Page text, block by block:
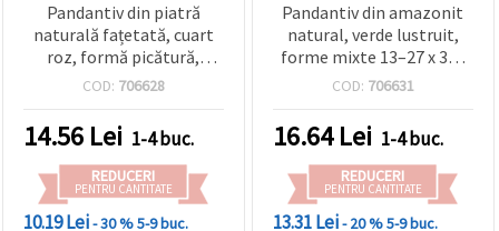
Pandantiv din piatră
naturală fațetată, cuart
roz, formă picătură,
28x44~50x6~12 mm
COD: 706628
14.56 Lei 1-4 buc.
REDUCERI
PENTRU CANTITATE
10.19 Lei- 30 %5-9 buc.
Pandantiv din amazonit
natural, verde lustruit,
forme mixte 13–27 x 30–
45 mm, cu anou din aliaj
COD: 706631
16.64Lei 1-4 buc.
REDUCERI
PENTRU CANTITATE
13.31 Lei- 20 %5-9 buc.